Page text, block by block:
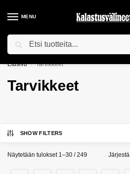
MENU
ILMAINEN TOIMITUS YLI
Etusivu / Tarvikkeet
Tarvikkeet
SHOW FILTERS
Näytetään tulokset 1–30 / 249